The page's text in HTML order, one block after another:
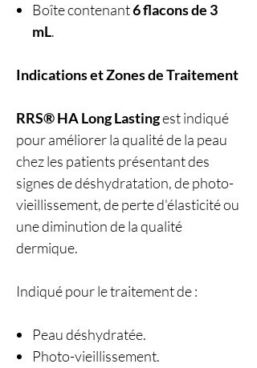
Boîte contenant6 flacons de 3
mL.
Indications et Zones de Traitement
RRS® HA Long Lastingest indiqué
pour améliorer la qualité de la peau
chez les patients présentant des
signes de déshydratation, de photo-
vieillissement, de perte d'élasticité ou
une diminution de la qualité
dermique.
Indiqué pour le traitement de :
Peau déshydratée.
Photo-vieillissement.